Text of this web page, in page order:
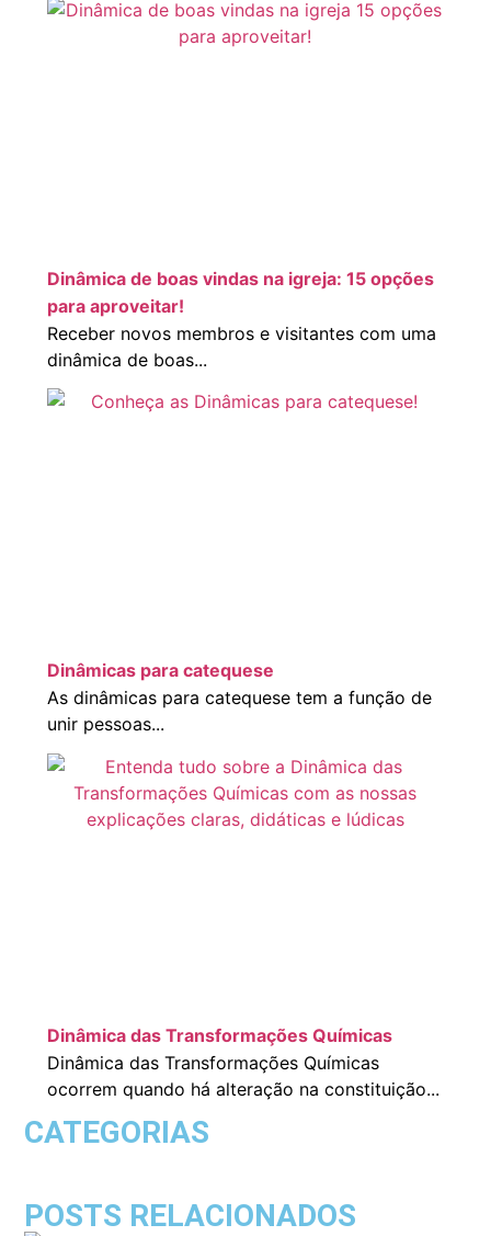
Dinâmica de boas vindas na igreja: 15 opções
para aproveitar!
Receber novos membros e visitantes com uma
dinâmica de boas...
Dinâmicas para catequese
As dinâmicas para catequese tem a função de
unir pessoas...
Dinâmica das Transformações Químicas
Dinâmica das Transformações Químicas
ocorrem quando há alteração na constituição...
CATEGORIAS
POSTS RELACIONADOS